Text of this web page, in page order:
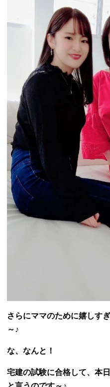
さらにママのために嬉しす
～♪
な、なんと！
宅建の試験に合格して、本